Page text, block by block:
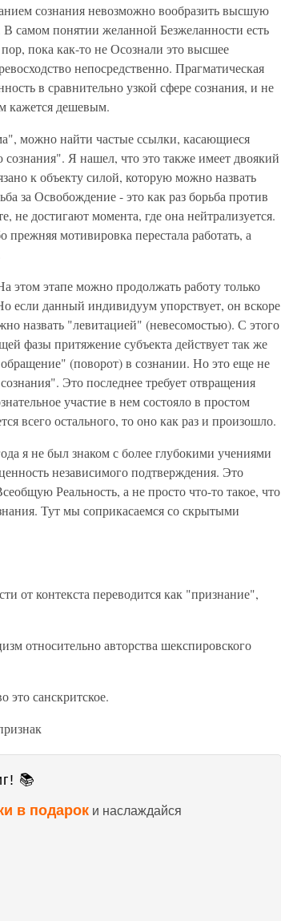
сознания невозможно вообразить высшую
самом понятии желанной Безжеланности есть
пока как-то не Осознали это высшее
непосредственно. Прагматическая
в сравнительно узкой сфере сознания, и не
кажется дешевым.
можно найти частые ссылки, касающиеся
Я нашел, что это также имеет двоякий
к объекту силой, которую можно назвать
за Освобождение - это как раз борьба против
не достигают момента, где она нейтрализуется.
мотивировка перестала работать, а
этом этапе можно продолжать работу только
если данный индивидуум упорствует, он вскоре
назвать "левитацией" (невесомостью). С этого
фазы притяжение субъекта действует так же
(поворот) в сознании. Но это еще не
Это последнее требует отвращения
участие в нем состояло в простом
всего остального, то оно как раз и произошло.
я не был знаком с более глубокими учениями
независимого подтверждения. Это
Реальность, а не просто что-то такое, что
Тут мы соприкасаемся со скрытыми
от контекста переводится как "признание",
относительно авторства шекспировского
это санскритское.
📚
в подарок и наслаждайся